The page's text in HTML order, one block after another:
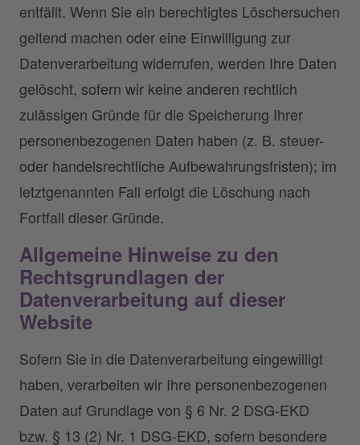
entfällt. Wenn Sie ein berechtigtes Löschersuchen
geltend machen oder eine Einwilligung zur
Datenverarbeitung widerrufen, werden Ihre Daten
gelöscht, sofern wir keine anderen rechtlich
zulässigen Gründe für die Speicherung Ihrer
personenbezogenen Daten haben (z. B. steuer-
oder handelsrechtliche Aufbewahrungsfristen); im
letztgenannten Fall erfolgt die Löschung nach
Fortfall dieser Gründe.
Allgemeine Hinweise zu den
Rechtsgrundlagen der
Datenverarbeitung auf dieser
Website
Sofern Sie in die Datenverarbeitung eingewilligt
haben, verarbeiten wir Ihre personenbezogenen
Daten auf Grundlage von § 6 Nr. 2 DSG-EKD
bzw. § 13 (2) Nr. 1 DSG-EKD, sofern besondere